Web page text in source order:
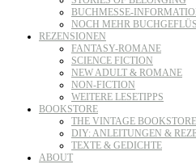
BUCHMESSE-
NOCH MEHR
REZENSIONEN
FANTASY-ROMANE
SCIENCE FICTION
NEW ADULT & ROMANE
NON-FICTION
WEITERE LESETIPPS
BOOKSTORE
THE VINTAGE BOOKSTORE
DIY: ANLEITUNGEN &
TEXTE & GEDICHTE
ABOUT